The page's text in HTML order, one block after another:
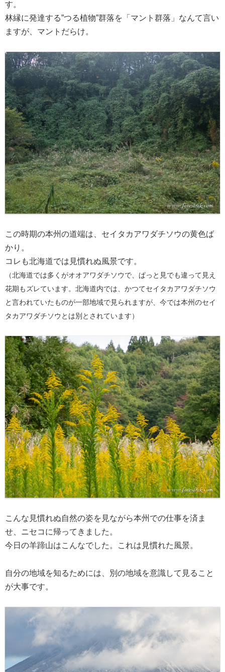
す。
林縁に発達する”つる植物”群落を「マント群落」なんて言い
ますが、マントだらけ。
この時期の本州の道端は、セイタカアワダチソウの黄色ば
かり。
コレも北海道では見慣れぬ風景です。
（北海道では多くがオオアワダチソウで
ぱっと見でも違って見え
花期もズレています。北海道内では、かつてセイタカアワダチソウ
と言われていたものが一部地域で見られますが、今では本州のセイ
タカアワダチソウとは別とされています）
こんな見慣れぬ自然の姿を見ながら本州での仕事を済ま
せ、ニセコに帰ってきました。
今日の羊蹄山はこんなでした。これは見慣れた風景。
自分の地域を知るためには、別の地域を意識して見ること
が大事です。